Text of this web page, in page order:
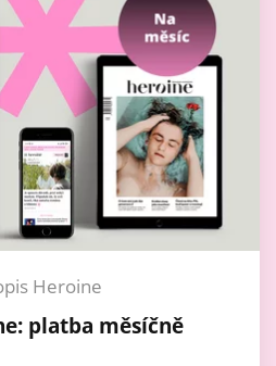
Heroine
platba měsíčně